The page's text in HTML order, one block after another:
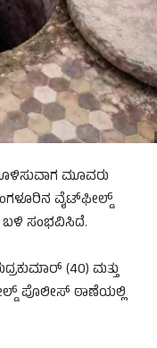
ಮೂವರು
ವೈಟ್‌ಫೀಲ್ಡ್
ಬಳಿ ಸಂಭವಿಸಿದೆ.
(40) ಮತ್ತು
ಪೊಲೀಸ್‌ ಠಾಣೆಯಲ್ಲಿ